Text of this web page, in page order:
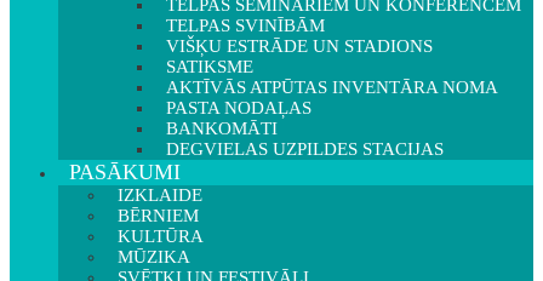
TELPAS SEMINĀRIEM UN KONFERENCĒM
TELPAS SVINĪBĀM
VIŠĶU ESTRĀDE UN STADIONS
SATIKSME
AKTĪVĀS ATPŪTAS INVENTĀRA NOMA
PASTA NODAĻAS
BANKOMĀTI
DEGVIELAS UZPILDES STACIJAS
PASĀKUMI
IZKLAIDE
BĒRNIEM
KULTŪRA
MŪZIKA